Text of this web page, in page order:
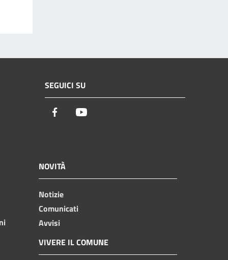
SEGUICI SU
Facebook
NOVITÀ
Notizie
Comunicati
Avvisi
VIVERE IL COMUNE